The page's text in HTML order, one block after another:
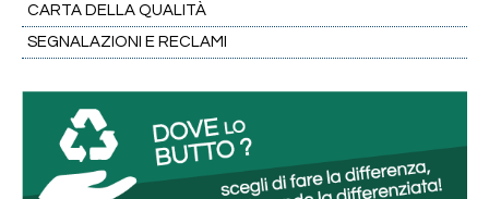
CARTA DELLA QUALITÀ
SEGNALAZIONI E RECLAMI